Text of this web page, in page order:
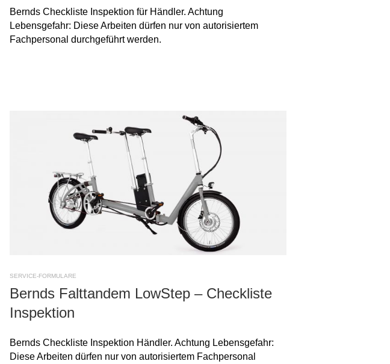
Bernds Checkliste Inspektion für Händler. Achtung
Lebensgefahr: Diese Arbeiten dürfen nur von autorisiertem
Fachpersonal durchgeführt werden.
SERVICE-FORMULARE
Bernds Falttandem LowStep – Checkliste
Inspektion
Bernds Checkliste Inspektion Händler. Achtung Lebensgefahr:
Diese Arbeiten dürfen nur von autorisiertem Fachpersonal